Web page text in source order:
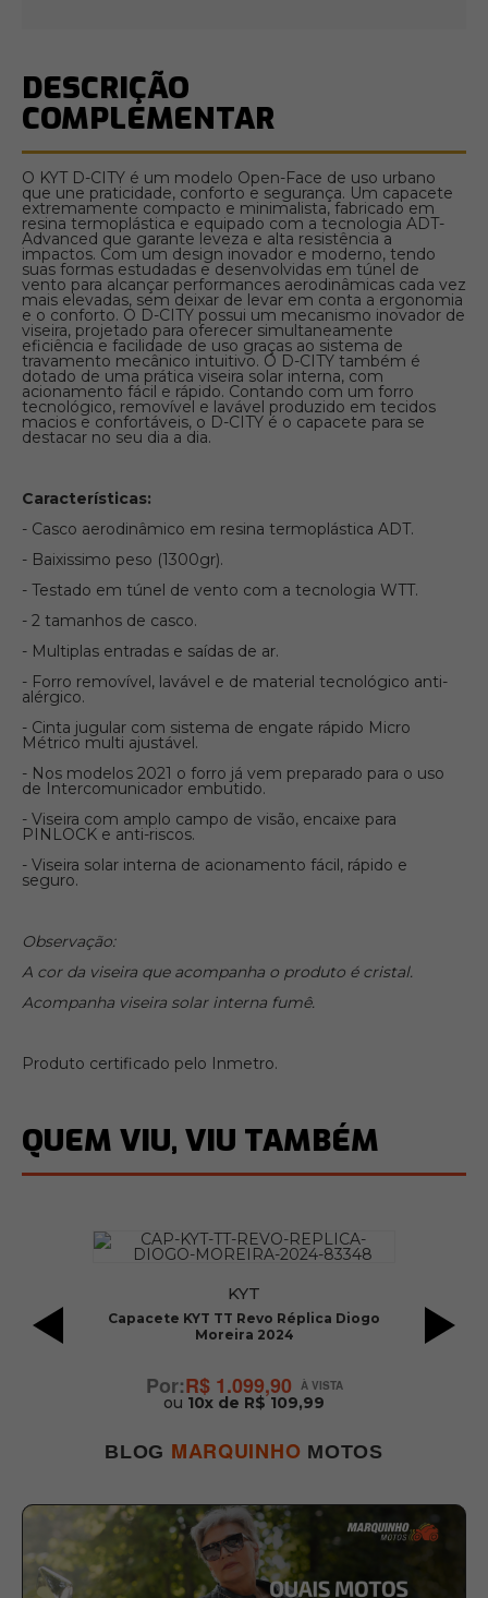
DESCRIÇÃO
COMPLEMENTAR
O KYT D-CITY é um modelo Open-Face de uso urbano
que une praticidade, conforto e segurança. Um capacete
extremamente compacto e minimalista, fabricado em
resina termoplástica e equipado com a tecnologia ADT-
Advanced que garante leveza e alta resistência a
impactos. Com um design inovador e moderno, tendo
suas formas estudadas e desenvolvidas em túnel de
vento para alcançar performances aerodinâmicas cada vez
mais elevadas, sem deixar de levar em conta a ergonomia
e o conforto. O D-CITY possui um mecanismo inovador de
viseira, projetado para oferecer simultaneamente
eficiência e facilidade de uso graças ao sistema de
travamento mecânico intuitivo. O D-CITY também é
dotado de uma prática viseira solar interna, com
acionamento fácil e rápido. Contando com um forro
tecnológico, removível e lavável produzido em tecidos
macios e confortáveis, o D-CITY é o capacete para se
destacar no seu dia a dia.
Características:
- Casco aerodinâmico em resina termoplástica ADT.
- Baixissimo peso (1300gr).
- Testado em túnel de vento com a tecnologia WTT.
- 2 tamanhos de casco.
- Multiplas entradas e saídas de ar.
- Forro removível, lavável e de material tecnológico anti-
alérgico.
- Cinta jugular com sistema de engate rápido Micro
Métrico multi ajustável.
- Nos modelos 2021 o forro já vem preparado para o uso
de Intercomunicador embutido.
- Viseira com amplo campo de visão, encaixe para
PINLOCK e anti-riscos.
- Viseira solar interna de acionamento fácil, rápido e
seguro.
Observação:
A cor da viseira que acompanha o produto é cristal.
Acompanha viseira solar interna fumê.
Produto certificado pelo Inmetro.
QUEM VIU, VIU TAMBÉM
KYT
Capacete KYT TT Revo Réplica Diogo
Moreira 2024
R$ 1.099,90
ou 10x de R$ 109,99
BLOG MARQUINHO MOTOS